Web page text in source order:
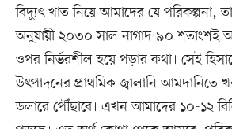
বিদ্যুৎ খাত নিয়ে আমাদের যে পরিকল্পনা,
অনুযায়ী ২০৩০ সাল নাগাদ ৯০ শতাংশই
ওপর নির্ভরশীল হয়ে পড়ার কথা। সেই
উৎপাদনের প্রাথমিক জ্বালানি আমদানিতে
ডলারে পৌঁছাবে। এখন আমাদের ১০-১২